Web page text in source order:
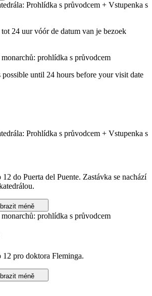
Prohlídka s průvodcem + Vstupenka s
24 uur vóór de datum van je bezoek
prohlídka s průvodcem
possible until 24 hours before your visit date
Prohlídka s průvodcem + Vstupenka s
do Puerta del Puente. Zastávka se nachází
méně
prohlídka s průvodcem
pro doktora Fleminga.
méně